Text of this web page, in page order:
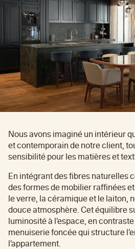
Nous avons imaginé un intérieur
et contemporain de notre client,
sensibilité pour les matières et
En intégrant des fibres naturelles
des formes de mobilier raffinées
le verre, la céramique et le laiton,
douce atmosphère. Cet équilibre
luminosité à l’espace, en
menuiserie foncée qui structure
l’appartement.